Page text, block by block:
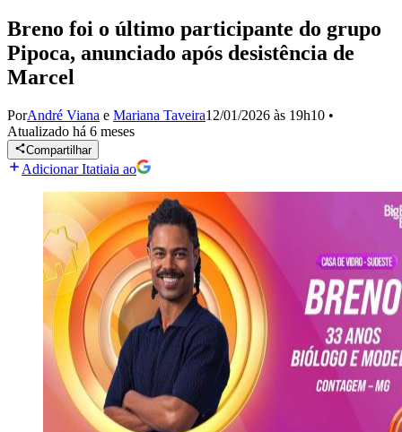
Breno foi o último participante do grupo
Pipoca, anunciado após desistência de
Marcel
PorAndré Viana e Mariana Taveira12/01/2026 às 19h10 •
Atualizado há 6 meses
Compartilhar
Adicionar Itatiaia ao